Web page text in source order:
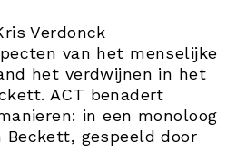
Verdonck
van het menselijke
het verdwijnen in het
ACT benadert
in een monoloog
gespeeld door